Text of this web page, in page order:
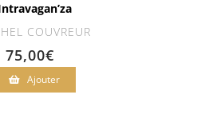
COUVREUR
75,00€
Ajouter